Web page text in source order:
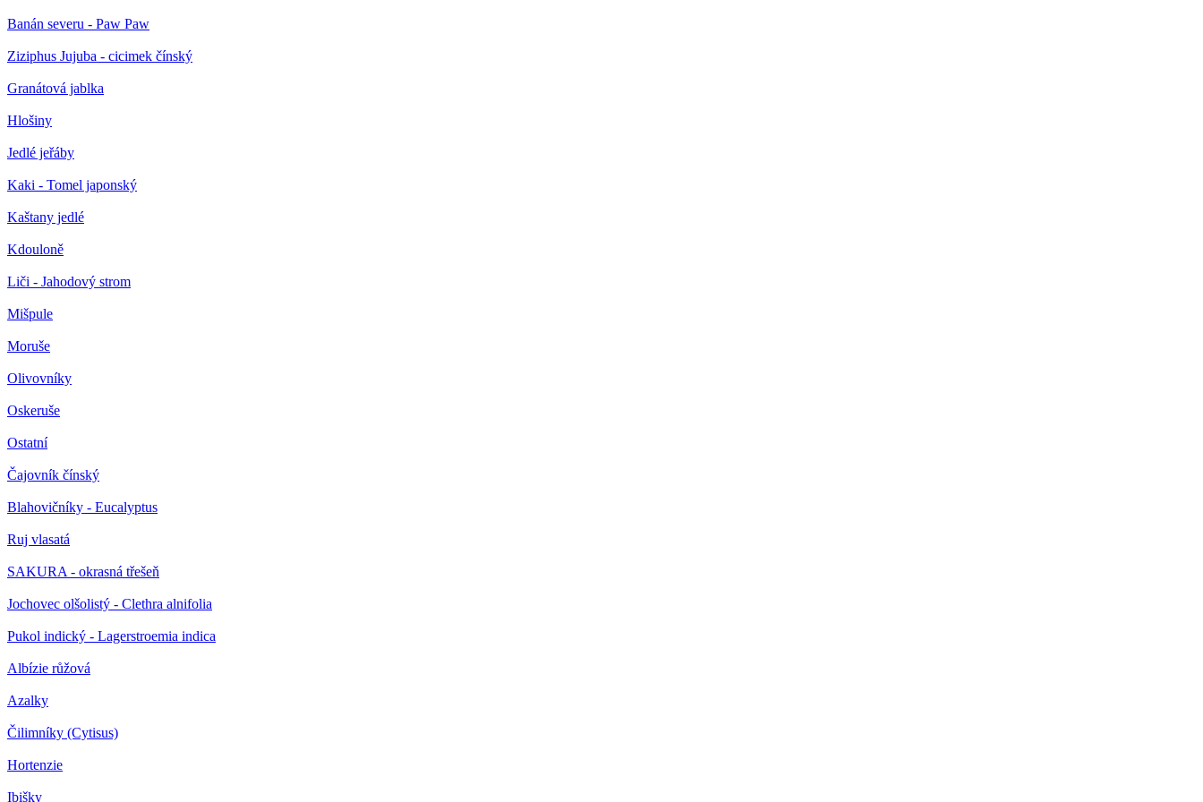
Banán severu - Paw Paw
Ziziphus Jujuba - cicimek čínský
Granátová jablka
Hlošiny
Jedlé jeřáby
Kaki - Tomel japonský
Kaštany jedlé
Kdouloně
Liči - Jahodový strom
Mišpule
Moruše
Olivovníky
Oskeruše
Ostatní
Čajovník čínský
Blahovičníky - Eucalyptus
Ruj vlasatá
SAKURA - okrasná třešeň
Jochovec olšolistý - Clethra alnifolia
Pukol indický - Lagerstroemia indica
Albízie růžová
Azalky
Čilimníky (Cytisus)
Hortenzie
Ibišky